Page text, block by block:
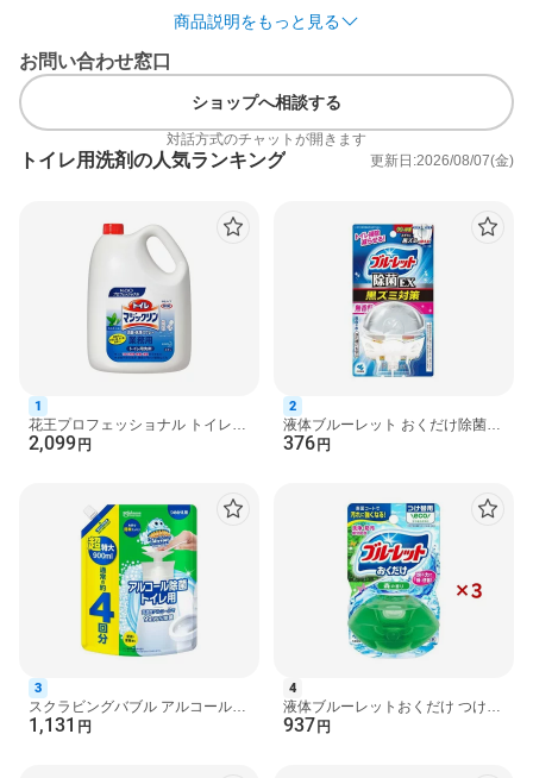
※2 すべてのウイルスを除去するわけではありません。エンベロ
使用方法
★便器内
★全体のおそうじに
・スプレーして泡を便器内にムラなく密着させ、5分おいて水で流
★除菌※1・ウイルス除去※2に
・スプレーして泡を密着させ、5分おいて水で流す。
※1 すべての菌を除菌するわけではありません。
※2 すべてのウイルスを除去するわけではありません。エンベロ
ープタイプのウイルス1種で効果を検証。
★水ぎわ近くの黒ずみの発生防止に
★フチ裏などの黄ばみ・尿石の発生防止に
※既に発生している汚れは、除去してからお使いください。
・約10回噴射
★便の付着防止に
・用便前に便器内にスプレーする。
・約5回噴射
・用便前や、用便後水を流した後、便器内にスプレーする。
・約3回噴射
商品説明をもっと見る
お問い合わせ窓口
ショップへ相談する
対話方式のチャットが開きます
トイレ用洗剤の人気ランキング 更新日:2026/08/07(金)
1
花王プロフェッショナル トイレマ
ジックリン 消臭・洗浄スプレー
2,099 円
2
液体ブルーレット おくだけ除菌
EX 黒ズミ対策 本体 無香料 67ml
376 円
3
スクラビングバブル アルコール除
菌 トイレ用 プッシュ式 詰め替え
1,131 円
4
液体ブルーレットおくだけ つけ替
用 森の香り 70ml×3セット 【ブル
937 円